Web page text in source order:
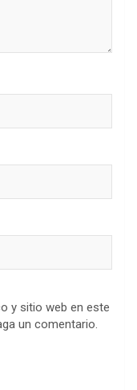
y sitio web en este
un comentario.